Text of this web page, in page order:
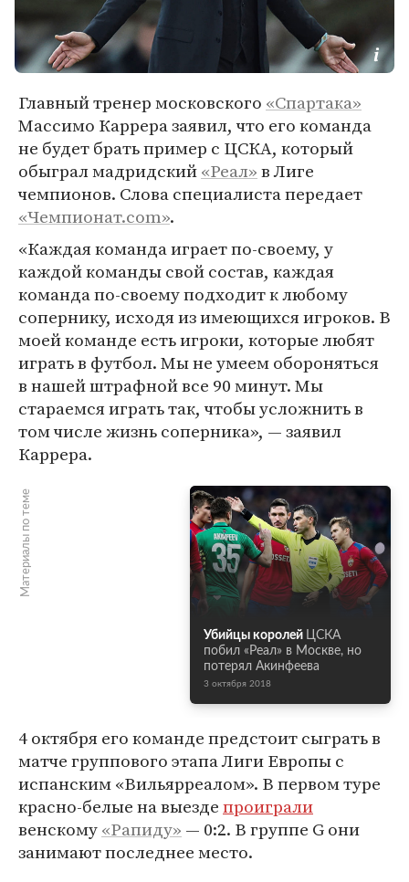
Главный тренер московского «Спартака»
Массимо Каррера заявил, что его команда
не будет брать пример с ЦСКА, который
обыграл мадридский«Реал»в Лиге
чемпионов. Слова специалиста передает
«Чемпионат.com».
«Каждая команда играет по-своему, у
каждой команды свой состав, каждая
команда по-своему подходит к любому
сопернику, исходя из имеющихся игроков. В
моей команде есть игроки, которые любят
играть в футбол. Мы не умеем обороняться
в нашей штрафной все 90 минут. Мы
стараемся играть так, чтобы усложнить в
том числе жизнь соперника», — заявил
Каррера.
Материалы по теме
Убийцы королей ЦСКА
побил «Реал» в Москве, но
потерял Акинфеева
3 октября 2018
4 октября его команде предстоит сыграть в
матче группового этапа Лиги Европы с
испанским «Вильярреалом». В первом туре
красно-белые на выездепроиграли
венскому«Рапиду» — 0:2. В группе G они
занимают последнее место.